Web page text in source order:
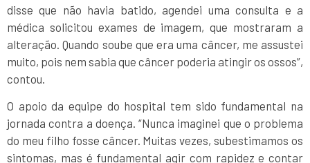
disse que não havia batido, agendei uma consulta e a
médica solicitou exames de imagem, que mostraram a
alteração. Quando soube que era uma câncer, me assustei
muito, pois nem sabia que câncer poderia atingir os ossos”,
contou.
O apoio da equipe do hospital tem sido fundamental na
jornada contra a doença. “Nunca imaginei que o problema
do meu filho fosse câncer. Muitas vezes, subestimamos os
sintomas, mas é fundamental agir com rapidez e contar